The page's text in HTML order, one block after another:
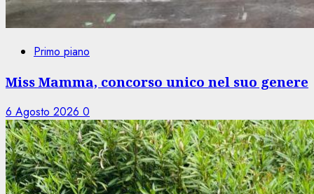
Primo piano
Miss Mamma, concorso unico nel suo genere
6 Agosto 2026 0